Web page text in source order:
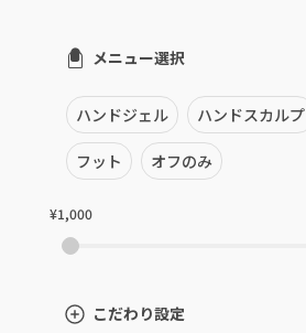
和歌山県その他
メニュー選択
ハンドジェル ハンドスカルプ
フット オフのみ
¥1,000
こだわり設定